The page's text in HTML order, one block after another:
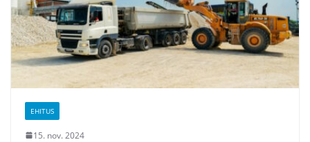
EHITUS
15. nov. 2024